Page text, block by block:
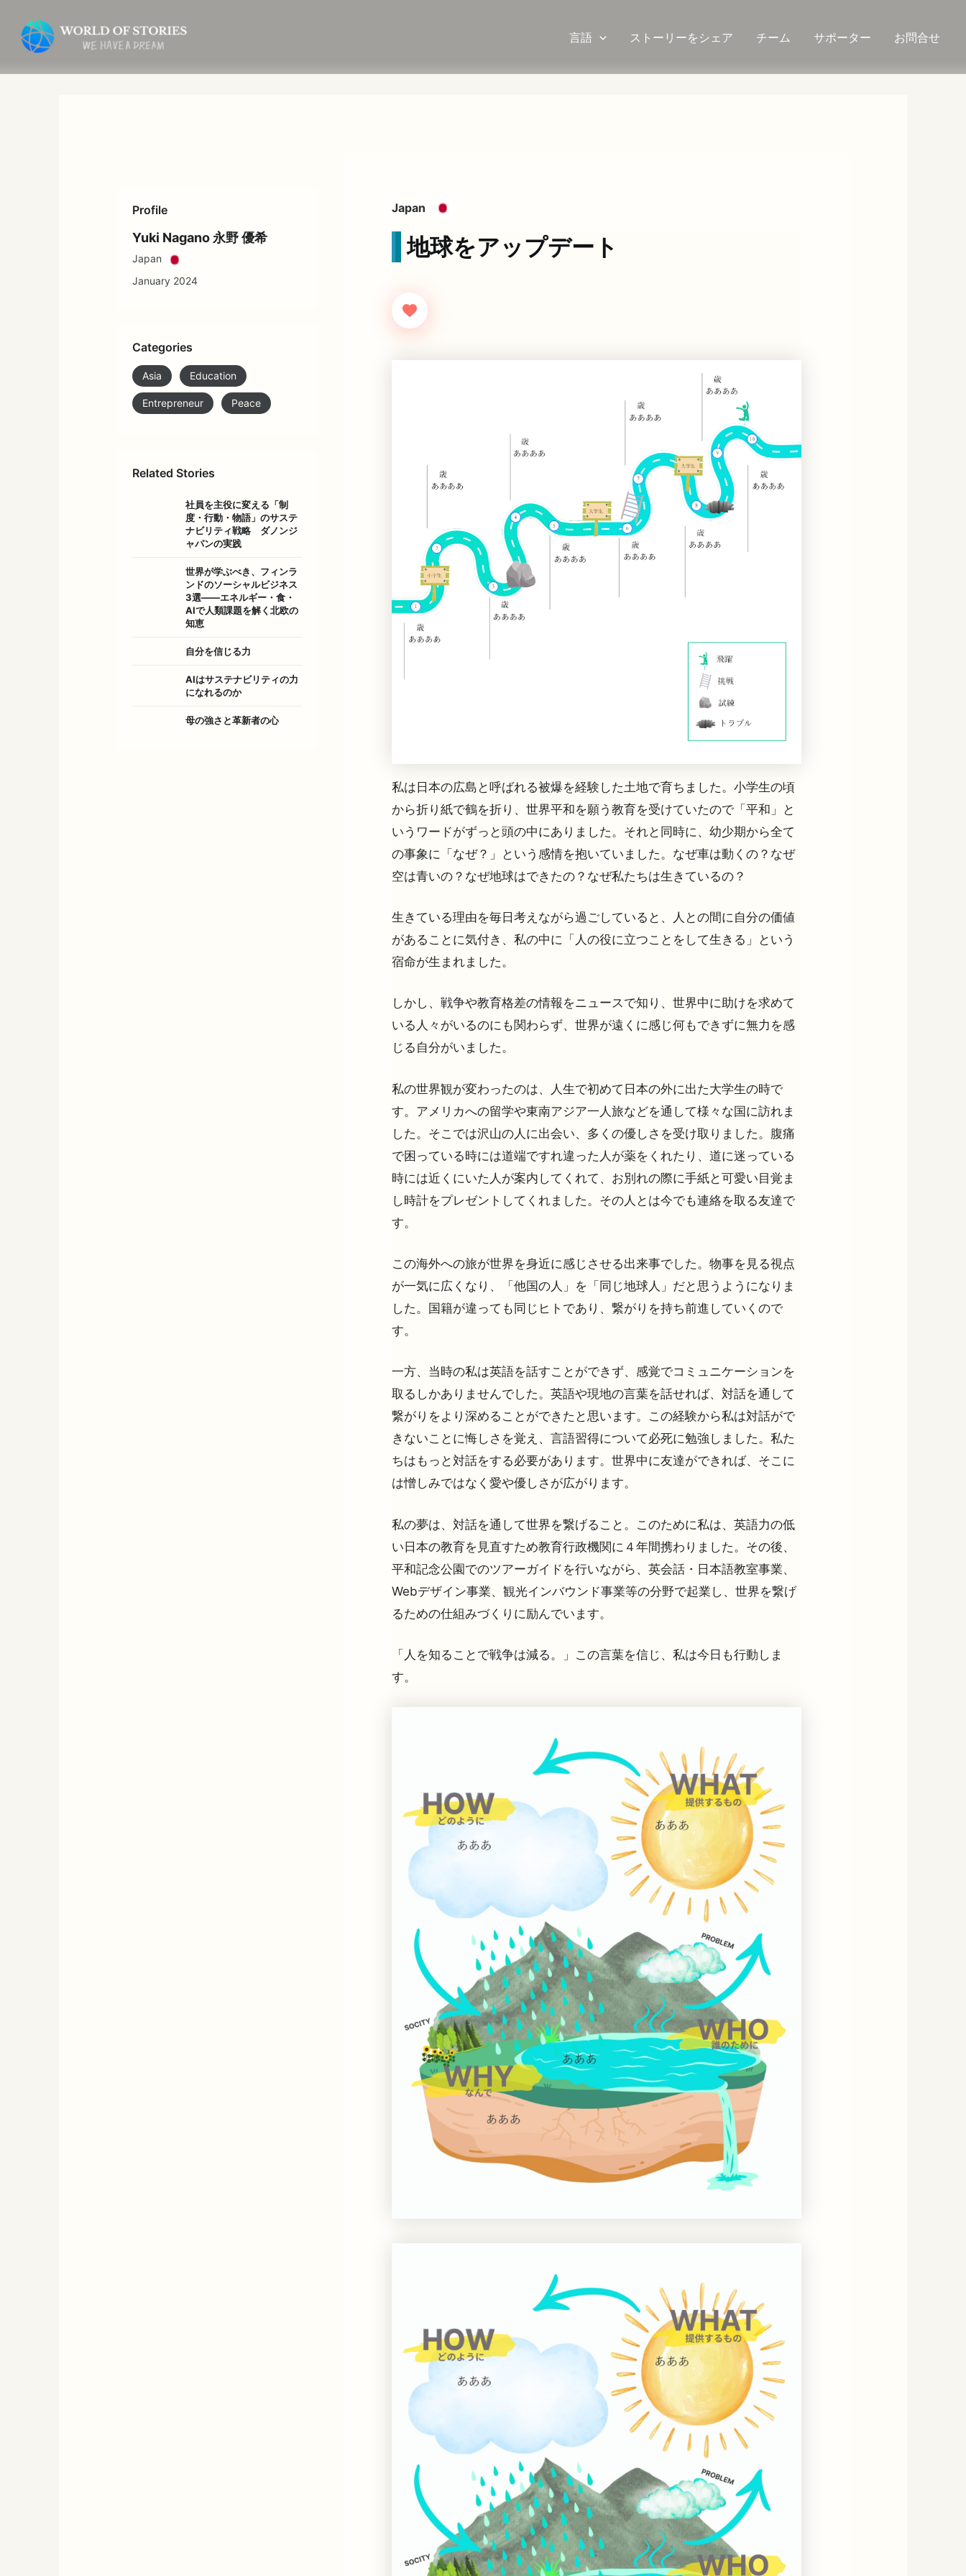
言語 ストーリーをシェア チーム サポーター お問合せ
Profile
Yuki Nagano 永野 優希
Japan
January 2024
Categories
Asia Education
Entrepreneur Peace
Related Stories
社員を主役に変える「制
度・行動・物語」のサステ
ナビリティ戦略 ダノンジ
ャパンの実践
世界が学ぶべき、フィンラ
ンドのソーシャルビジネス
3選――エネルギー・食・
AIで人類課題を解く北欧の
知恵
自分を信じる力
AIはサステナビリティの力
になれるのか
母の強さと革新者の心
Japan
地球をアップデート
私は日本の広島と呼ばれる被爆を経験した土地で育ちました。小学生の頃
から折り紙で鶴を折り、世界平和を願う教育を受けていたので「平和」と
いうワードがずっと頭の中にありました。それと同時に、幼少期から全て
の事象に「なぜ？」という感情を抱いていました。なぜ車は動くの？なぜ
空は青いの？なぜ地球はできたの？なぜ私たちは生きているの？
生きている理由を毎日考えながら過ごしていると、人との間に自分の価値
があることに気付き、私の中に「人の役に立つことをして生きる」という
宿命が生まれました。
しかし、戦争や教育格差の情報をニュースで知り、世界中に助けを求めて
いる人々がいるのにも関わらず、世界が遠くに感じ何もできずに無力を感
じる自分がいました。
私の世界観が変わったのは、人生で初めて日本の外に出た大学生の時で
す。アメリカへの留学や東南アジア一人旅などを通して様々な国に訪れま
した。そこでは沢山の人に出会い、多くの優しさを受け取りました。腹痛
で困っている時には道端ですれ違った人が薬をくれたり、道に迷っている
時には近くにいた人が案内してくれて、お別れの際に手紙と可愛い目覚ま
し時計をプレゼントしてくれました。その人とは今でも連絡を取る友達で
す。
この海外への旅が世界を身近に感じさせる出来事でした。物事を見る視点
が一気に広くなり、「他国の人」を「同じ地球人」だと思うようになりま
した。国籍が違っても同じヒトであり、繋がりを持ち前進していくので
す。
一方、当時の私は英語を話すことができず、感覚でコミュニケーションを
取るしかありませんでした。英語や現地の言葉を話せれば、対話を通して
繋がりをより深めることができたと思います。この経験から私は対話がで
きないことに悔しさを覚え、言語習得について必死に勉強しました。私た
ちはもっと対話をする必要があります。世界中に友達ができれば、そこに
は憎しみではなく愛や優しさが広がります。
私の夢は、対話を通して世界を繋げること。このために私は、英語力の低
い日本の教育を見直すため教育行政機関に４年間携わりました。その後、
平和記念公園でのツアーガイドを行いながら、英会話・日本語教室事業、
Webデザイン事業、観光インバウンド事業等の分野で起業し、世界を繋げ
るための仕組みづくりに励んでいます。
「人を知ることで戦争は減る。」この言葉を信じ、私は今日も行動しま
す。